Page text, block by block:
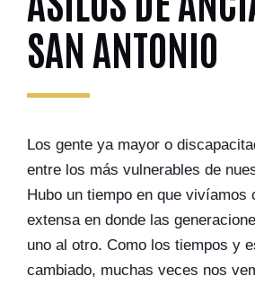
SAN ANTONIO
Los gente ya mayor o
entre los más vulnerables de
Hubo un tiempo en que vivíamos
extensa en donde las
uno al otro. Como los tiempos y
cambiado, muchas veces nos